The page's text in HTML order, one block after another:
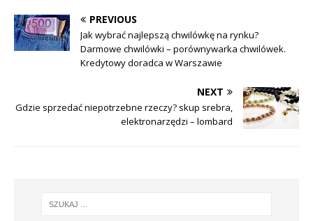
PREVIOUS
Jak wybrać najlepszą chwilówkę na rynku?
Darmowe chwilówki – porównywarka chwilówek.
Kredytowy doradca w Warszawie
NEXT
Gdzie sprzedać niepotrzebne rzeczy? skup srebra,
elektronarzędzi – lombard